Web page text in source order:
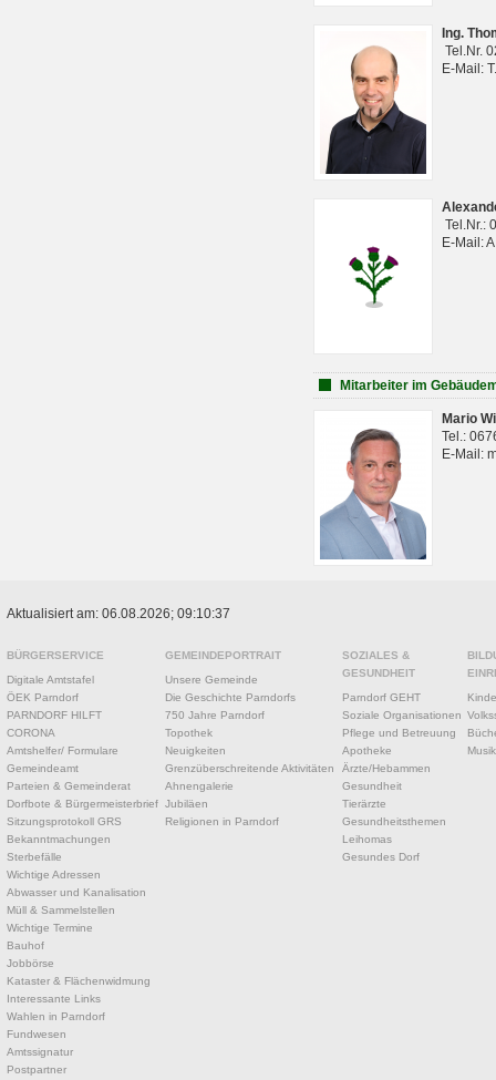
Ing.
Tel.Nr.
E-Mail:
Tel.Nr.:
E-Mail:
Mitarbeiter im
Mario
Tel.:
E-Mail:
Aktualisiert am: 06.08.2026; 09:10:37
BÜRGERSERVICE
Digitale Amtstafel
ÖEK Parndorf
PARNDORF HILFT
CORONA
Amtshelfer/ Formulare
Gemeindeamt
Parteien & Gemeinderat
Dorfbote & Bürgermeisterbrief
Sitzungsprotokoll GRS
Bekanntmachungen
Sterbefälle
Wichtige Adressen
Abwasser und Kanalisation
Müll & Sammelstellen
Wichtige Termine
Bauhof
Jobbörse
Kataster & Flächenwidmung
Interessante Links
Wahlen in Parndorf
Fundwesen
Amtssignatur
Postpartner
GEMEINDEPORTRAIT
Unsere Gemeinde
Die Geschichte Parndorfs
750 Jahre Parndorf
Topothek
Neuigkeiten
Grenzüberschreitende Aktivitäten
Ahnengalerie
Jubiläen
Religionen in Parndorf
SOZIALES &
GESUNDHEIT
Parndorf GEHT
Soziale Organisationen
Pflege und Betreuung
Apotheke
Ärzte/Hebammen
Gesundheit
Tierärzte
Gesundheitsthemen
Leihomas
Gesundes Dorf